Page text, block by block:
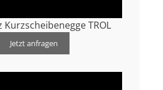
Kurzscheibenegge TROL
Jetzt anfragen